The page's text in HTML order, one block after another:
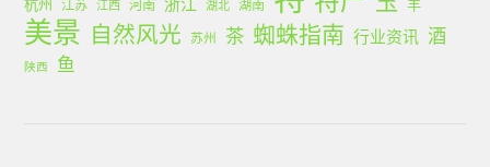
杭州 江苏 江西 河南 湖北 湖南 羊
美景 自然风光 苏州 茶 蜘蛛指南 行业资讯 酒
陕西 鱼